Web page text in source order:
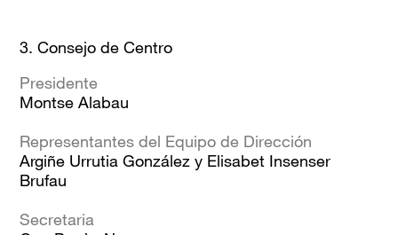
3. Consejo de Centro
Presidente
Montse Alabau
Representantes del Equipo de Dirección
Argiñe Urrutia González y Elisabet Insenser
Brufau
Secretaria